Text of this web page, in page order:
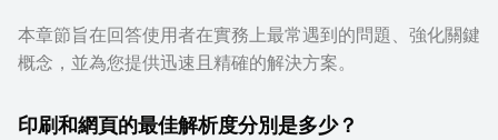
本章節旨在回答使用者在實務上最常遇到的問題、強化關鍵
概念，並為您提供迅速且精確的解決方案。
印刷和網頁的最佳解析度分別是多少？